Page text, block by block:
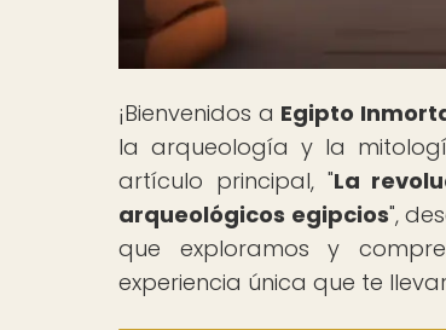
¡Bienvenidos a Egipto
la arqueología y la
artículo principal, "La
arqueológicos egipcios",
que exploramos y
experiencia única que te